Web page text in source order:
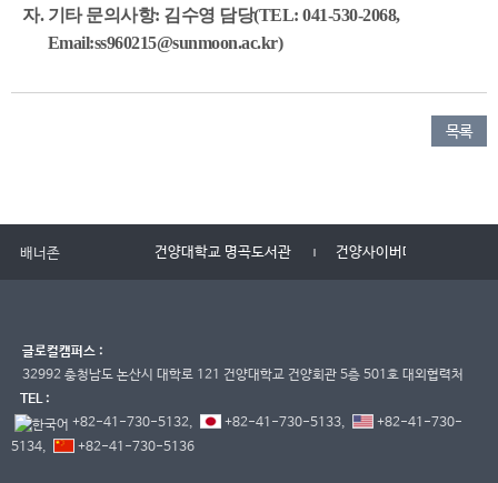
자. 기타 문의사항: 김수영 담당(TEL: 041-530-2068,
Email:ss960215@sunmoon.ac.kr)
목록
배너존 건양대학교 명곡도서관 건양사이버대학교
글로컬캠퍼스 :
32992 충청남도 논산시 대학로 121 건양대학교 건양회관 5층 501호 대외협력처
TEL :
+82-41-730-5132,
+82-41-730-5133,
+82-41-730-
5134,
+82-41-730-5136